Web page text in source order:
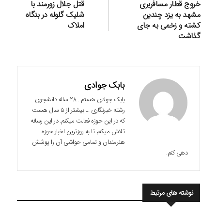
نوشتهقبلی:
خروج قطار مسافربری
مشهد به یزد چندین
کشته و زخمی به جای
گذاشت
بعدی:
قتل جلال زورمند با
شلیک گلوله در بنگاه
املاک
بابک جوادی
بابک جوادی هستم . 28 ساله دانشجوی
رشته خبرنگاری ... بیشتر از 5 سال هست
که در این حوزه فعالت میکنم. در این رسانه
تلاش میکنم تا به روزترین اخبار حوزه
هنرمندان و تمامی حواشی آن را پوشش
دهی کنم.
نوشته های مرتبط